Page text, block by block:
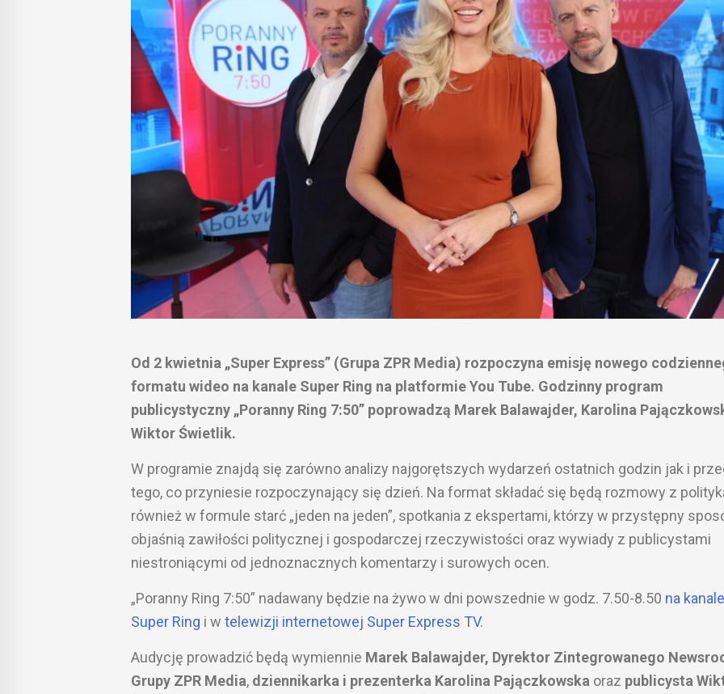
Od 2 kwietnia „Super Express” (Grupa ZPR Media) rozpoczyna emisję nowego
formatu wideo na kanale Super Ring na platformie You Tube. Godzinny program
publicystyczny „Poranny Ring 7:50” poprowadzą Marek Balawajder, Karolina
Wiktor Świetlik.
W programie znajdą się zarówno analizy najgorętszych wydarzeń ostatnich godzin jak i
tego, co przyniesie rozpoczynający się dzień. Na format składać się będą rozmowy z
również w formule starć „jeden na jeden”, spotkania z ekspertami, którzy w przystępny
objaśnią zawiłości politycznej i gospodarczej rzeczywistości oraz wywiady z publicystami
niestroniącymi od jednoznacznych komentarzy i surowych ocen.
„Poranny Ring 7:50” nadawany będzie na żywo w dni powszednie w godz. 7.50-8.50 na kanale
Super Ring i w telewizji internetowej Super Express TV.
Audycję prowadzić będą wymiennie Marek Balawajder, Dyrektor Zintegrowanego
Grupy ZPR Media, dziennikarka i prezenterka Karolina Pajączkowska oraz publicysta